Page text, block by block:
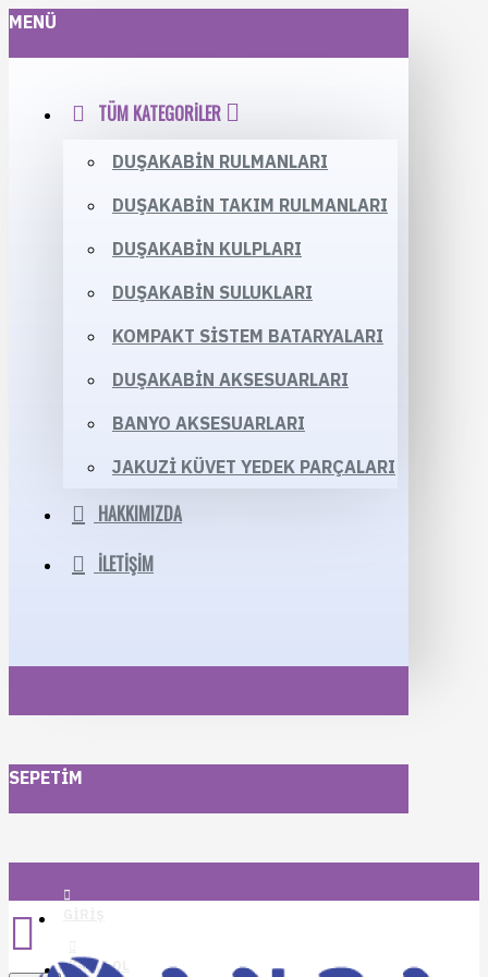
MENÜ
TÜM KATEGORILER
DUŞAKABIN RULMANLARI
DUŞAKABIN TAKIM RULMANLARI
DUŞAKABIN KULPLARI
DUŞAKABIN SULUKLARI
KOMPAKT SISTEM BATARYALARI
DUŞAKABIN AKSESUARLARI
BANYO AKSESUARLARI
JAKUZI KÜVET YEDEK PARÇALARI
HAKKIMIZDA
İLETIŞIM
SEPETIM
KAYIT OL